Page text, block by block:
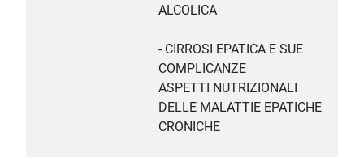
ALCOLICA
- CIRROSI EPATICA E SUE
COMPLICANZE
ASPETTI NUTRIZIONALI
DELLE MALATTIE EPATICHE
CRONICHE